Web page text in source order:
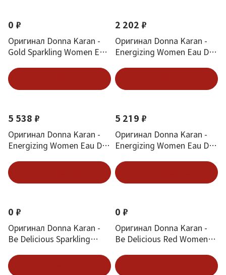
0 ₽
Оригинал Donna Karan -
Gold Sparkling Women Eau
2 202 ₽
Оригинал Donna Karan -
Energizing Women Eau De
5 538 ₽
Оригинал Donna Karan -
Energizing Women Eau De
5 219 ₽
Оригинал Donna Karan -
Energizing Women Eau De
0 ₽
Оригинал Donna Karan -
Be Delicious Sparkling
50 ml
0 ₽
Оригинал Donna Karan -
Be Delicious Red Women